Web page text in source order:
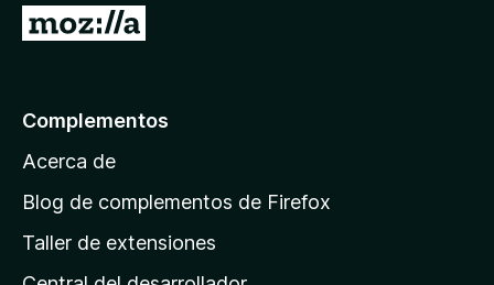
p
á
Complementos
Acerca de
Blog de complementos de Firefox
Taller de extensiones